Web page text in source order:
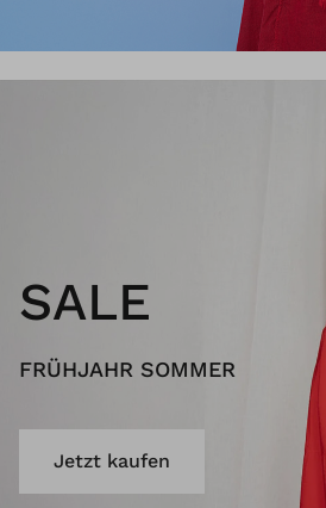
SALE
FRÜHJAHR SOMMER
Jetzt kaufen